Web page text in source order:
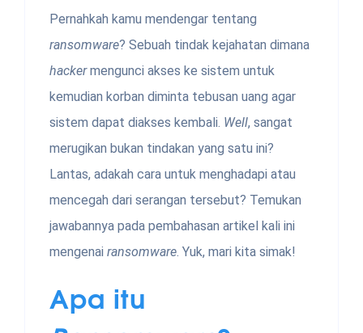
Pernahkah kamu mendengar tentang
ransomware? Sebuah tindak kejahatan dimana
hackermengunci akses ke sistem untuk
kemudian korban diminta tebusan uang agar
sistem dapat diakses kembali. Well, sangat
merugikan bukan tindakan yang satu ini?
Lantas, adakah cara untuk menghadapi atau
mencegah dari serangan tersebut? Temukan
jawabannya pada pembahasan artikel kali ini
mengenai ransomware. Yuk, mari kita simak!
Apa itu